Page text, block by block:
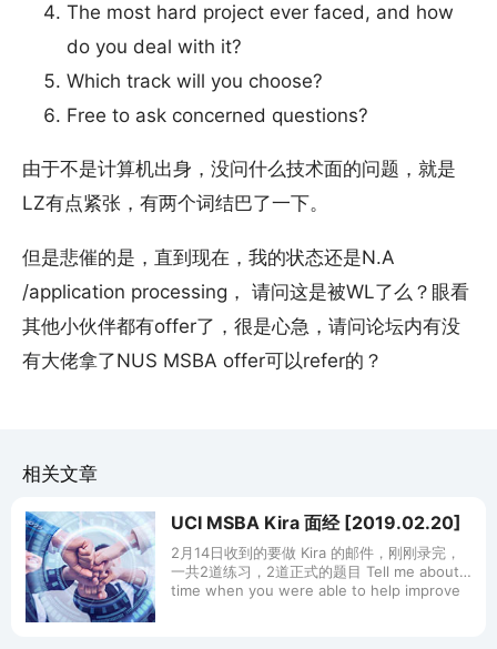
The most hard project ever faced, and how
do you deal with it?
Which track will you choose?
Free to ask concerned questions?
由于不是计算机出身，没问什么技术面的问题，就是
LZ有点紧张，有两个词结巴了一下。
但是悲催的是，直到现在，我的状态还是N.A
/application processing， 请问这是被WL了么？眼看
其他小伙伴都有offer了，很是心急，请问论坛内有没
有大佬拿了NUS MSBA offer可以refer的？
相关文章
UCI MSBA Kira 面经 [2019.02.20]
2月14日收到的要做 Kira 的邮件，刚刚录完，
一共2道练习，2道正式的题目 Tell me about a
time when you were able to help improve